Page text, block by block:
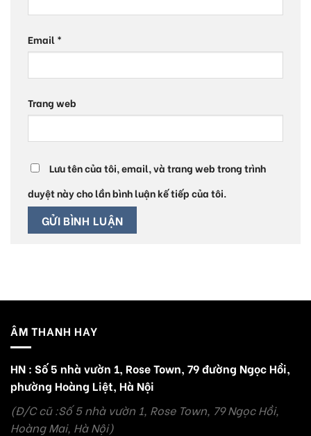
Email *
Trang web
Lưu tên của tôi, email, và trang web trong trình
duyệt này cho lần bình luận kế tiếp của tôi.
ÂM THANH HAY
HN : Số 5 nhà vườn 1, Rose Town, 79 đường Ngọc Hồi,
phường Hoàng Liệt, Hà Nội
(Đ/C cũ :Số 5 nhà vườn 1, Rose Town, 79 Ngọc Hồi,
Hoàng Mai, Hà Nội)